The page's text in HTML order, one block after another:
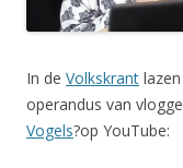
In de Volkskrant
operandus van
Vogels?op YouTube: